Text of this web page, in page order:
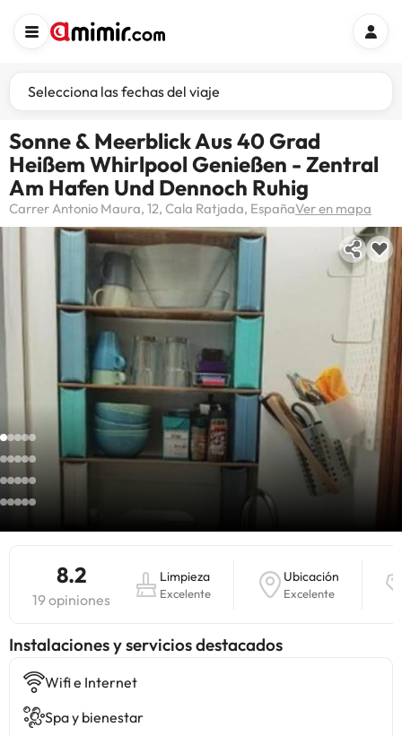
Selecciona las fechas del viaje
Sonne & Meerblick Aus 40 Grad
Heißem Whirlpool Genießen - Zentral
Am Hafen Und Dennoch Ruhig
Carrer Antonio Maura, 12, Cala Ratjada, EspañaVer en mapa
8.2
19 opiniones
Limpieza
Excelente
Ubicación
Excelente
Instalaciones y servicios destacados
Wifi e Internet
Spa y bienestar